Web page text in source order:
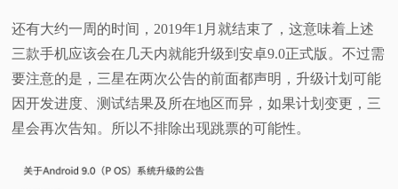
还有大约一周的时间，2019年1月就结束了，这意味着上述
三款手机应该会在几天内就能升级到安卓9.0正式版。不过需
要注意的是，三星在两次公告的前面都声明，升级计划可能
因开发进度、测试结果及所在地区而异，如果计划变更，三
星会再次告知。所以不排除出现跳票的可能性。